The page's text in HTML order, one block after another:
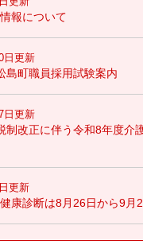
報について
日更新
島町職員採用試験案内
日更新
制改正に伴う令和8年度介
更新
康診断は8月26日から9月